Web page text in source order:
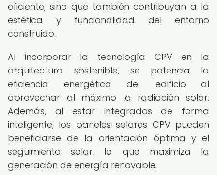
eficiente, sino que también contribuyan a la
estética y funcionalidad del entorno
construido.
Al incorporar la tecnología CPV en la
arquitectura sostenible, se potencia la
eficiencia energética del edificio al
aprovechar al máximo la radiación solar.
Además, al estar integrados de forma
inteligente, los paneles solares CPV pueden
beneficiarse de la orientación óptima y el
seguimiento solar, lo que maximiza la
generación de energía renovable.